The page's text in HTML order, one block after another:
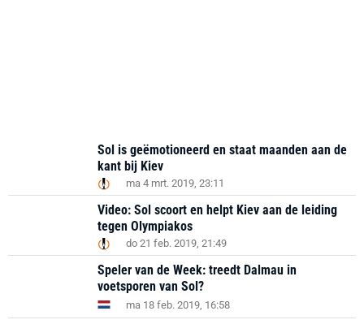
Sol is geëmotioneerd en staat maanden aan de
kant bij Kiev
ma 4 mrt. 2019, 23:11
Video: Sol scoort en helpt Kiev aan de leiding
tegen Olympiakos
do 21 feb. 2019, 21:49
Speler van de Week: treedt Dalmau in
voetsporen van Sol?
ma 18 feb. 2019, 16:58